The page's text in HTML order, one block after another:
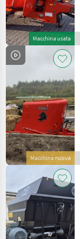
Macchina usata
Macchina nuova